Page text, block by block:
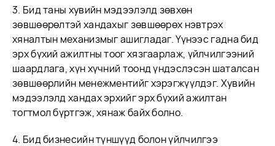
3. Бид таны хувийн мэдээлэлд зөвхөн
зөвшөөрөлтэй хандахыг зөвшөөрөх нэвтрэх
хяналтын механизмыг ашигладаг. Үүнээс гадна бид
эрх бүхий ажилтны тоог хязгаарлаж, үйлчилгээний
шаардлага, хүн хүчний тоонд үндэслэсэн шаталсан
зөвшөөрлийн менежментийг хэрэгжүүлдэг. Хувийн
мэдээлэлд хандах эрхийг эрх бүхий ажилтан
тогтмол бүртгэж, хянаж байх болно.
4. Бид бизнесийн түншүүд болон үйлчилгээ